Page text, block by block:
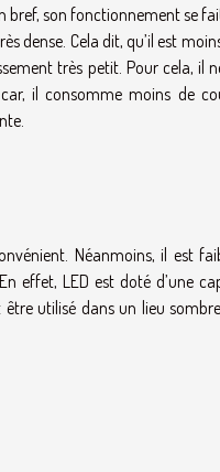
bref, son fonctionnement se
dense. Cela dit, qu’il est
très petit. Pour cela, il
il consomme moins de
Néanmoins, il est
effet, LED est doté d’une
utilisé dans un lieu